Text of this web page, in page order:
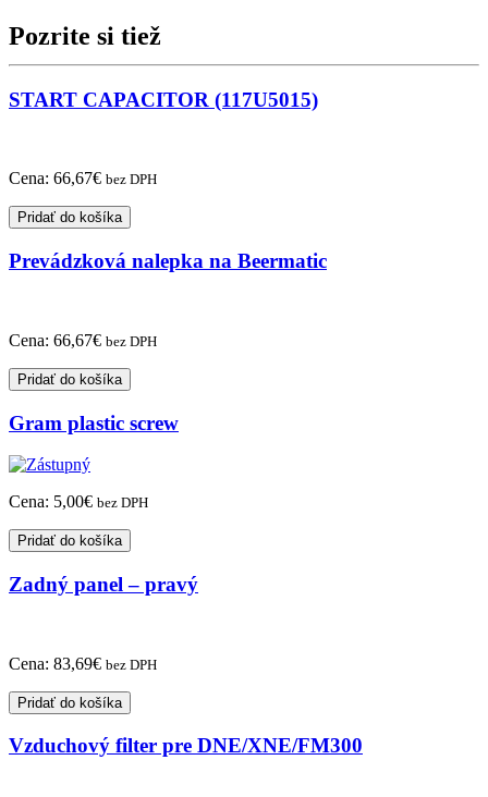
Pozrite si tiež
START CAPACITOR (117U5015)
Cena: 66,67€ bez DPH
Pridať do košíka
Prevádzková nalepka na Beermatic
Cena: 66,67€ bez DPH
Pridať do košíka
Gram plastic screw
Cena: 5,00€ bez DPH
Pridať do košíka
Zadný panel – pravý
Cena: 83,69€ bez DPH
Pridať do košíka
Vzduchový filter pre DNE/XNE/FM300